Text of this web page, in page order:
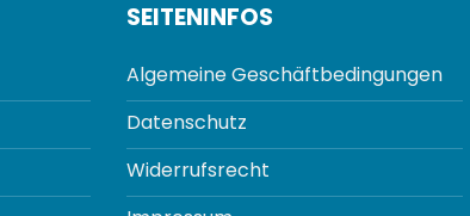
SEITENINFOS
Algemeine Geschäftbedingungen
Datenschutz
Widerrufsrecht